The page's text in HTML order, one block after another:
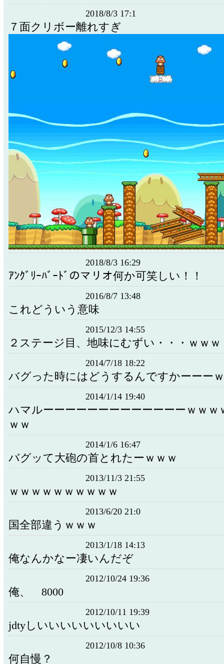
2018/8/3 17:1
７面クリボー離れすぎ
2018/8/3 16:29
ｱﾝｸﾞﾘｰﾊﾞｰﾄﾞのマリオ何か可笑しい！！
2016/8/7 13:48
これどういう意味
2015/12/3 14:55
２ステージ目、地味にむずい・・・ｗｗｗ
2014/7/18 18:22
バグった時にはどうするんですかーーー
2014/1/14 19:40
ハマルーーーーーーーーーーーーーｗｗｗ
ｗｗ
2014/1/6 16:47
バグッて大砲の首とれたーｗｗｗ
2013/11/3 21:55
ｗｗｗｗｗｗｗｗｗｗ
2013/6/20 21:0
国全部違うｗｗｗ
2013/1/18 14:13
俺なんかなー凄いんだぞ
2012/10/24 19:36
俺、 8000
2012/10/11 19:39
jdtyしいいいいいいいいい
2012/10/8 10:36
何自慢？